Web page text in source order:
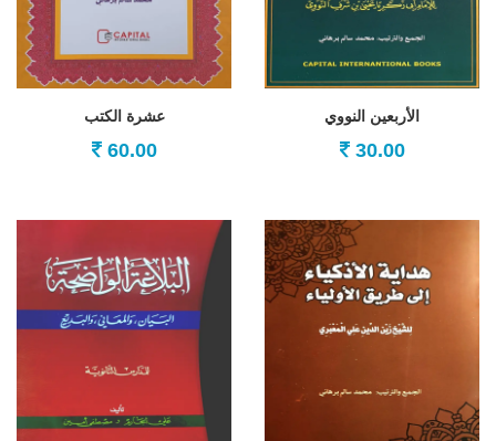
عشرة الكتب
60.00
الأربعين النووي
30.00